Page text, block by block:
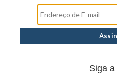
Mochila linha casual
Siga a